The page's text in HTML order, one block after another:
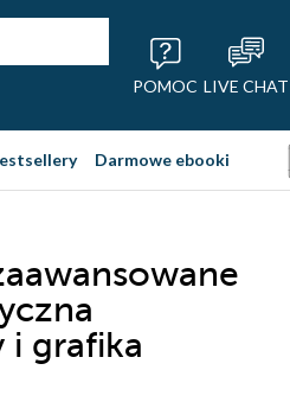
POMOC LIVE CHAT
Darmowe ebooki
i grafika